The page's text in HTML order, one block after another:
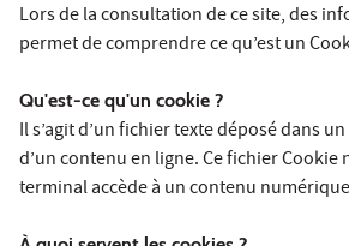
Lors de la consultation de ce site, des
permet de comprendre ce qu’est un
Qu'est-ce qu'un cookie ?
Il s’agit d’un fichier texte déposé dans
d’un contenu en ligne. Ce fichier
terminal accède à un contenu